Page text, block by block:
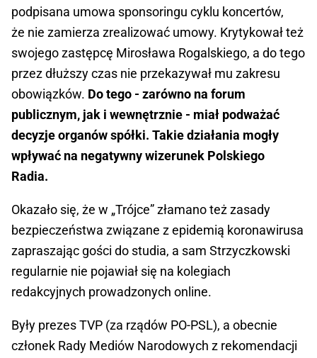
podpisana umowa sponsoringu cyklu koncertów,
że nie zamierza zrealizować umowy. Krytykował też
swojego zastępcę Mirosława Rogalskiego, a do tego
przez dłuższy czas nie przekazywał mu zakresu
obowiązków. Do tego - zarówno na forum
publicznym, jak i wewnętrznie - miał podważać
decyzje organów spółki. Takie działania mogły
wpływać na negatywny wizerunek Polskiego
Radia.
Okazało się, że w „Trójce” złamano też zasady
bezpieczeństwa związane z epidemią koronawirusa
zapraszając gości do studia, a sam Strzyczkowski
regularnie nie pojawiał się na kolegiach
redakcyjnych prowadzonych online.
Były prezes TVP (za rządów PO-PSL), a obecnie
członek Rady Mediów Narodowych z rekomendacji